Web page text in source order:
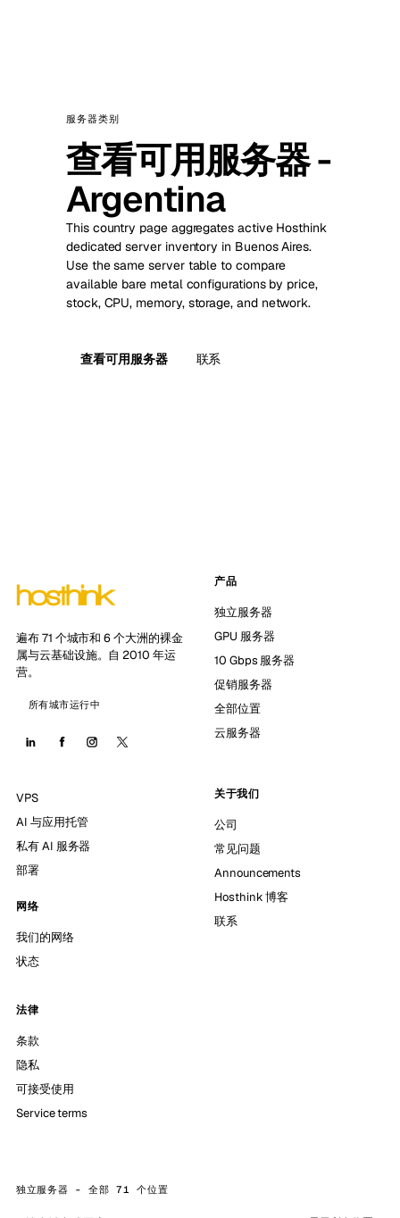
服务器类别
查看可用服务器 -
Argentina
This country page aggregates active Hosthink
dedicated server inventory in Buenos Aires.
Use the same server table to compare
available bare metal configurations by price,
stock, CPU, memory, storage, and network.
查看可用服务器 联系
遍布 71 个城市和 6 个大洲的裸金
属与云基础设施。自 2010 年运
营。
所有城市运行中
产品
独立服务器
GPU 服务器
10 Gbps 服务器
促销服务器
全部位置
云服务器
VPS
AI 与应用托管
私有 AI 服务器
部署
网络
我们的网络
状态
关于我们
公司
常见问题
Announcements
Hosthink 博客
联系
法律
条款
隐私
可接受使用
Service terms
独立服务器 - 全部 71 个位置